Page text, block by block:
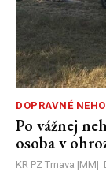
DOPRAVNÉ
Po vážnej
osoba v
KR PZ Trnava